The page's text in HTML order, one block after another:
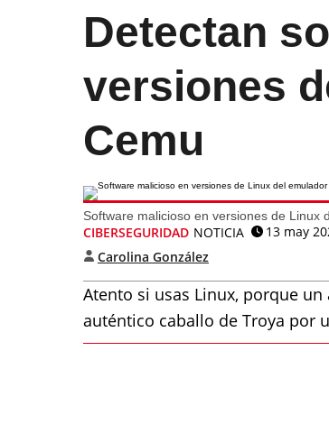
Detectan
versiones
Cemu
Software malicioso en versiones de Linux
CIBERSEGURIDAD NOTICIA
13 may
Carolina González
Atento si usas Linux, porque
auténtico caballo de Troya por